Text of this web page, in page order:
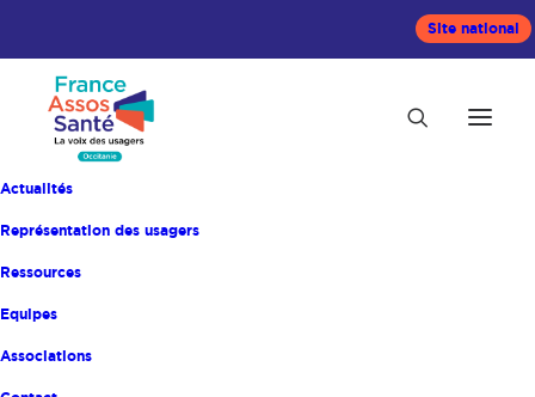
Site national
Actualités
Représentation des usagers
Ressources
Equipes
Associations